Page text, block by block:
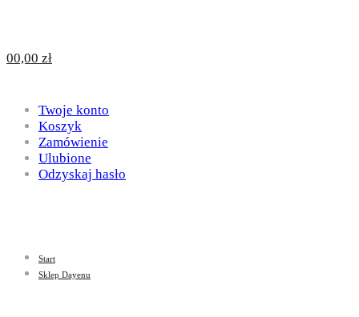
for
God
DAYENU
Design
God
00,00 zł
Twoje konto
Koszyk
Zamówienie
Ulubione
Odzyskaj hasło
Start
Sklep Dayenu